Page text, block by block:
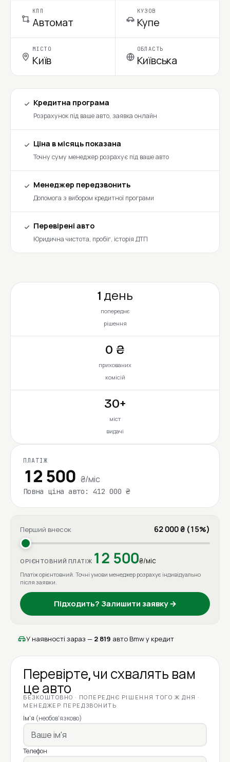
КПП
Автомат
КУЗОВ
Купе
МІСТО
Київ
ОБЛАСТЬ
Київська
Кредитна програма
Розрахунок під ваше авто, заявка онлайн
Ціна в місяць показана
Точну суму менеджер розрахує під ваше авто
Менеджер передзвонить
Допомога з вибором кредитної програми
Перевірені авто
Юридична чистота, пробіг, історія ДТП
1 день
попереднє
рішення
0 ₴
прихованих
комісій
30+
міст
видачі
ПЛАТІЖ
12 500 ₴/міс
Повна ціна авто: 412 000 ₴
Перший внесок 62 000 ₴ (15%)
ОРІЄНТОВНИЙ ПЛАТІЖ 12 500₴/міс
Платіж орієнтовний. Точні умови менеджер розрахує індивідуально
після заявки.
Підходить? Залишити заявку →
У наявності зараз — 2 819 авто Bmw у кредит
Перевірте, чи схвалять вам
це авто
БЕЗКОШТОВНО · ПОПЕРЕДНЄ РІШЕННЯ ТОГО Ж ДНЯ ·
МЕНЕДЖЕР ПЕРЕДЗВОНИТЬ
Ім'я (необов'язково)
Телефон